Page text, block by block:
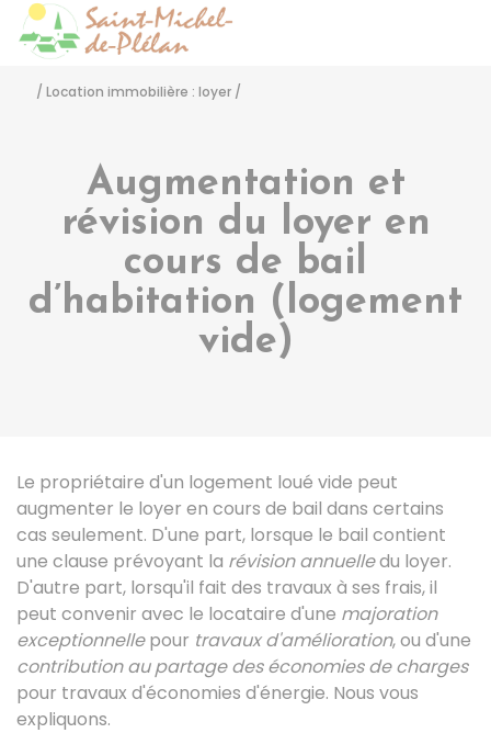
/ Location immobilière : loyer /
Augmentation et
révision du loyer en
cours de bail
d’habitation (logement
vide)
Le propriétaire d'un logement loué vide peut
augmenter le loyer en cours de bail dans certains
cas seulement. D'une part, lorsque le bail contient
une clause prévoyant la révision annuelledu loyer.
D'autre part, lorsqu'il fait des travaux à ses frais, il
peut convenir avec le locataire d'une majoration
exceptionnellepour travaux d'amélioration, ou d'une
contribution au partage des économies de charges
pour travaux d'économies d'énergie. Nous vous
expliquons.